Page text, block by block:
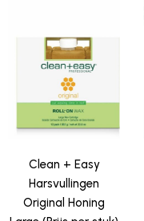
Clean + Easy
Harsvullingen
Original Honing